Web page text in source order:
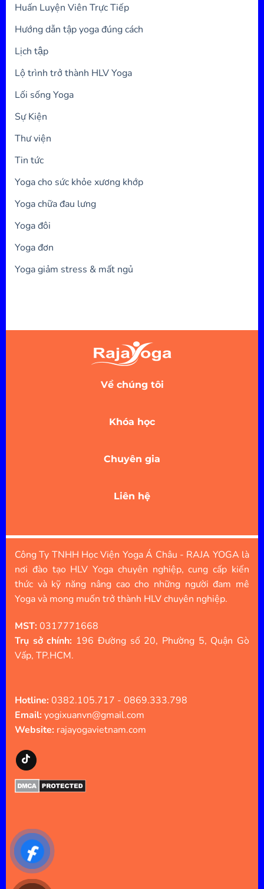
Huấn Luyện Viên Trực Tiếp
Hướng dẫn tập yoga đúng cách
Lịch tập
Lộ trình trở thành HLV Yoga
Lối sống Yoga
Sự Kiện
Thư viện
Tin tức
Yoga cho sức khỏe xương khớp
Yoga chữa đau lưng
Yoga đôi
Yoga đơn
Yoga giảm stress & mất ngủ
Về chúng tôi
Khóa học
Chuyên gia
Liên hệ
Công Ty TNHH Học Viện Yoga Á Châu - RAJA YOGA là
nơi đào tạo HLV Yoga chuyên nghiệp, cung cấp kiến
thức và kỹ năng nâng cao cho những người đam mê
Yoga và mong muốn trở thành HLV chuyên nghiệp.
MST:0317771668
Trụ sở chính: 196 Đường số 20, Phường 5, Quận Gò
Vấp, TP.HCM.
Hotline:0382.105.717 - 0869.333.798
Email:yogixuanvn@gmail.com
Website: rajayogavietnam.com